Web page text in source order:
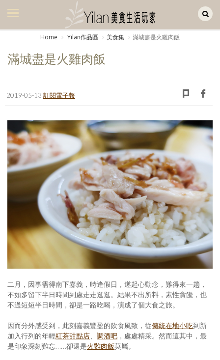
美食集
生活風
書房集
日記簿
餐桌週記
享樂隨手拍
照相簿
影音區
創意出版服務
歷史區
關於Yilan
個人著作
活動實況記錄
Home Yilan作品區 美食集 滿城盡是火雞肉飯
滿城盡是火雞肉飯
2019-05-13 訂閱電子報
二月，因事需得南下嘉義，時逢假日，遂起心動念，難得來一趟，
不如多留下半日時間到處走走逛逛。結果不出所料，素性貪饞，也
不過短短半日時間，卻是一路吃喝，演成了個大食之旅。
因而分外感受到，此刻嘉義豐盈的飲食風致，從傳統在地小吃到新
加入行列的年輕紅茶甜點店、 調酒吧 ，處處精采。然而這其中，最
是印象深刻難忘……卻還是火雞肉飯莫屬。